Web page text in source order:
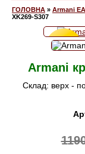
ГОЛОВНА » Armani
XK269-S307
Знижка
50%
Armani
Склад: верх -